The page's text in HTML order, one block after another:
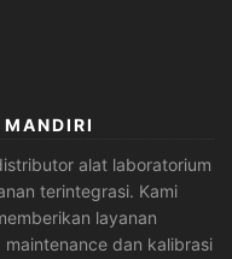
alat laboratorium
terintegrasi. Kami
layanan
dan kalibrasi